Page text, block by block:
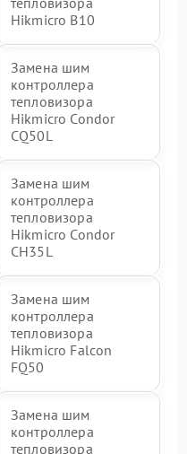
Hikmicro B10
Замена шим
контроллера
тепловизора
Hikmicro Condor
CQ50L
Замена шим
контроллера
тепловизора
Hikmicro Condor
CH35L
Замена шим
контроллера
тепловизора
Hikmicro Falcon
FQ50
Замена шим
контроллера
тепловизора